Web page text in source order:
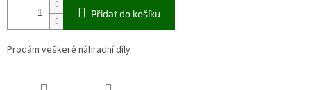
Přidat do košíku
Prodám veškeré náhradní díly